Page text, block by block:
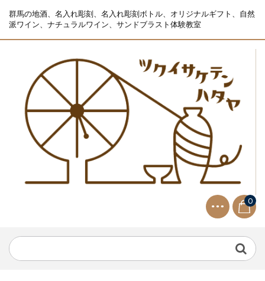
群馬の地酒、名入れ彫刻、名入れ彫刻ボトル、オリジナルギフト、自然
派ワイン、ナチュラルワイン、サンドブラスト体験教室
0
生ビールサーバー無料レンタル...
NEWS
2023.10.2